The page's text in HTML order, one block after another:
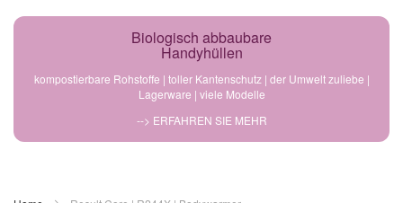
Direkt
Biologisch abbaubare
Handyhüllen
kompostierbare Rohstoffe | toller Kantenschutz | der Umwelt zuliebe |
Lagerware | viele Modelle
--> ERFAHREN SIE MEHR